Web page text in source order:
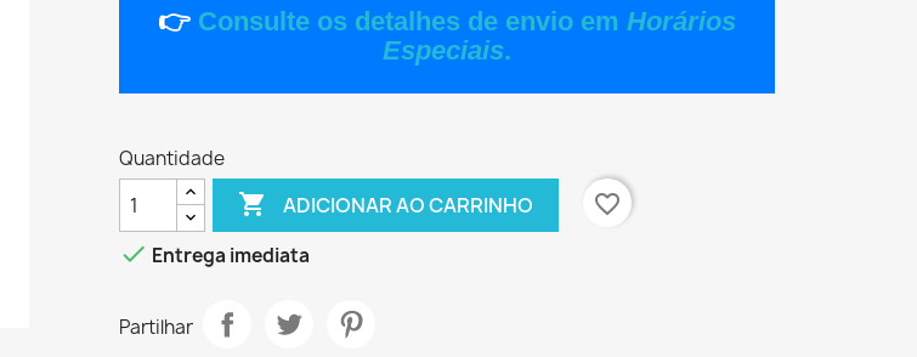
👉 Consulte os detalhes de envio em Horários
Especiais.
Quantidade
 ADICIONAR AO CARRINHO
favorite_border
 Entrega imediata
Partilhar